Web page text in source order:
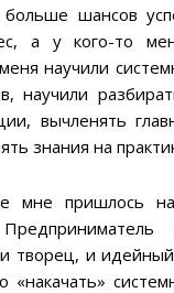
больше шансов
а у кого-то
научили
научили
вычленять
знания на
мне пришлось
творец, и
«накачать»